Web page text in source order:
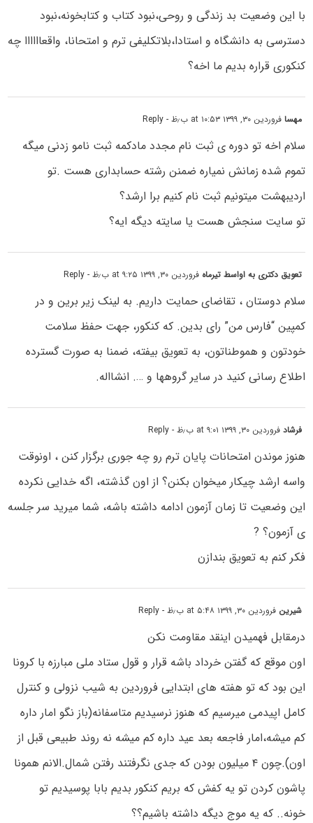
با این وضعیت بد زندگی و روحی،نبود کتاب و کتابخونه،نبود
دسترسی به دانشگاه و استادا،بلاتکلیفی ترم و امتحانا، واقعاااااا چه
کنکوری قراره بدیم ما اخه؟
مهسافروردین ۳۰, ۱۳۹۹ at ۱۰:۵۳ ب٫ظ - Reply
سلام اخه تو دوره ی ثبت نام مجدد مادکمه ثبت نامو زدنی میگه
تموم شده زمانش نمیاره ضمنن رشته حسابداری هست .تو
اردیبهشت میتونیم ثبت نام کنیم برا ارشد؟
تو سایت سنجش هست یا سایته دیگه ایه؟
تعویق دکتری به اواسط تیرماه فروردین ۳۰, ۱۳۹۹ at ۹:۲۵ ب٫ظ - Reply
سلام دوستان ، تقاضای حمایت داریم. به لینک زیر برین و در
کمپین “فارس من” رای بدین. که کنکور، جهت حفظ سلامت
خودتون و هموطناتون، به تعویق بیفته، ضمنا به صورت گسترده
اطلاع رسانی کنید در سایر گروهها و …. انشااله.
فرشادفروردین ۳۰, ۱۳۹۹ at ۹:۰۱ ب٫ظ - Reply
هنوز موندن امتحانات پایان ترم رو چه جوری برگزار کنن ، اونوقت
واسه ارشد چیکار میخوان بکنن؟ از اون گذشته، اگه خدایی نکرده
این وضعیت تا زمان آزمون ادامه داشته باشه، شما میرید سر جلسه
ی آزمون؟ ?
فکر کنم به تعویق بندازن
شیرین فروردین ۳۰, ۱۳۹۹ at ۵:۴۸ ب٫ظ - Reply
درمقابل فهمیدن اینقد مقاومت نکن
اون موقع که گفتن خرداد باشه قرار و قول ستاد ملی مبارزه با کرونا
این بود که تو هفته های ابتدایی فروردین به شیب نزولی و کنترل
کامل اپیدمی میرسیم که هنوز نرسیدیم متاسفانه(باز نگو امار داره
کم میشه،امار فاجعه بعد عید داره کم میشه نه روند طبیعی قبل از
اون).چون ۴ میلیون بودن که جدی نگرفتند رفتن شمال.الانم همونا
پاشون کردن تو یه کفش که بریم کنکور بدیم بابا پوسیدیم تو
خونه.. که یه موج دیگه داشته باشیم؟؟